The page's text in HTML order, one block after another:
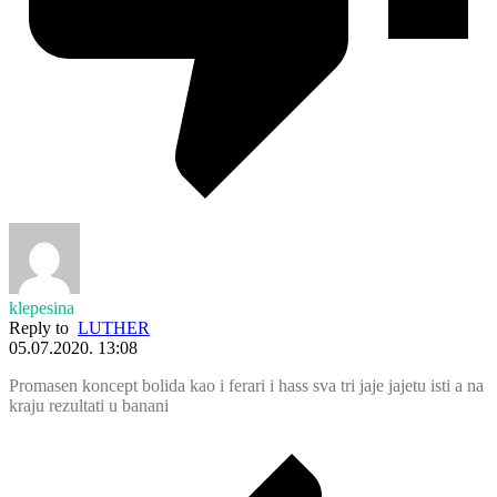
klepesina
Reply to LUTHER
05.07.2020. 13:08
Promasen koncept bolida kao i ferari i hass sva tri jaje jajetu isti a na
kraju rezultati u banani